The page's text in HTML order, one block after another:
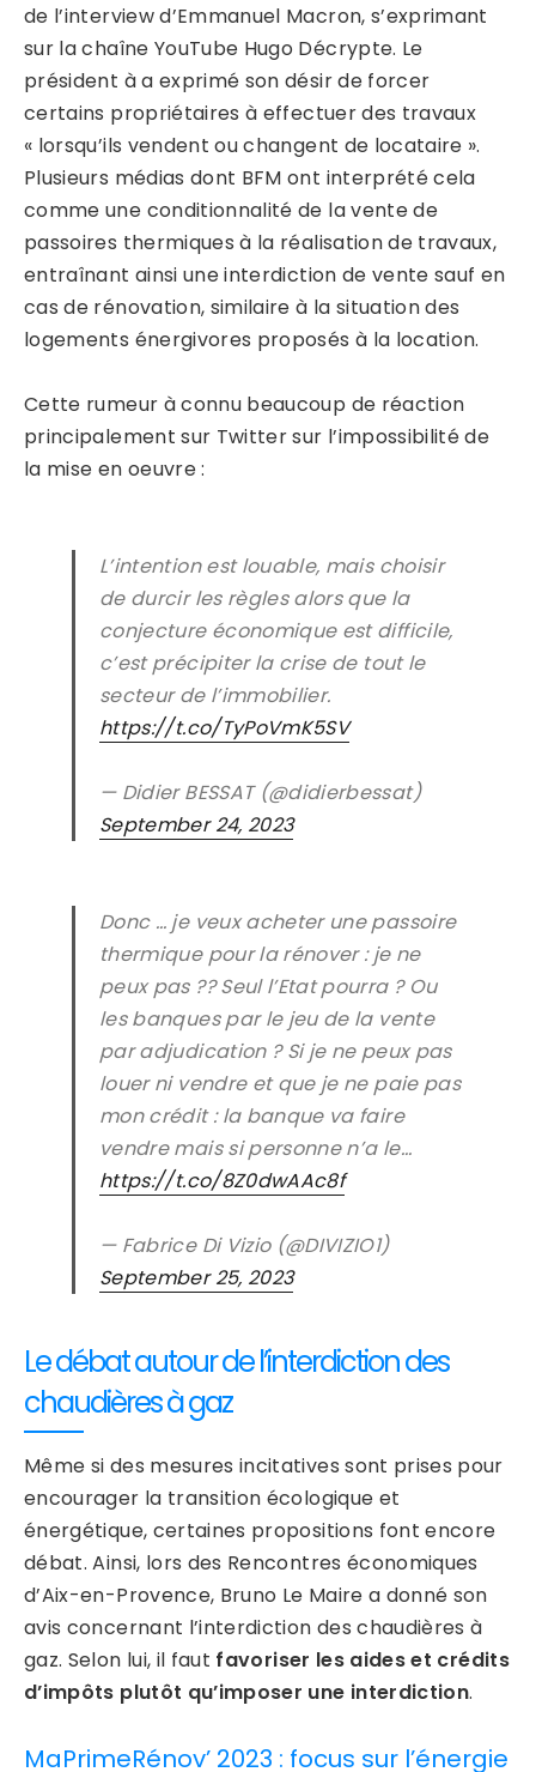
de l’interview d’Emmanuel Macron, s’exprimant
sur la chaîne YouTube Hugo Décrypte. Le
président à a exprimé son désir de forcer
certains propriétaires à effectuer des travaux
« lorsqu’ils vendent ou changent de locataire ».
Plusieurs médias dont BFM ont interprété cela
comme une conditionnalité de la vente de
passoires thermiques à la réalisation de travaux,
entraînant ainsi une interdiction de vente sauf en
cas de rénovation, similaire à la situation des
logements énergivores proposés à la location.
Cette rumeur à connu beaucoup de réaction
principalement sur Twitter sur l’impossibilité de
la mise en oeuvre :
L’intention est louable, mais choisir
de durcir les règles alors que la
conjecture économique est difficile,
c’est précipiter la crise de tout le
secteur de l’immobilier.
https://t.co/TyPoVmK5SV
— Didier BESSAT (@didierbessat)
September 24, 2023
Donc … je veux acheter une passoire
thermique pour la rénover : je ne
peux pas ?? Seul l’Etat pourra ? Ou
les banques par le jeu de la vente
par adjudication ? Si je ne peux pas
louer ni vendre et que je ne paie pas
mon crédit : la banque va faire
vendre mais si personne n’a le…
https://t.co/8Z0dwAAc8f
— Fabrice Di Vizio (@DIVIZIO1)
September 25, 2023
Le débat autour de l’interdiction des
chaudières à gaz
Même si des mesures incitatives sont prises pour
encourager la transition écologique et
énergétique, certaines propositions font encore
débat. Ainsi, lors des Rencontres économiques
d’Aix-en-Provence, Bruno Le Maire a donné son
avis concernant l’interdiction des chaudières à
gaz. Selon lui, il faut favoriser les aides et crédits
d’impôts plutôt qu’imposer une interdiction.
MaPrimeRénov’ 2023 : focus sur l’énergie